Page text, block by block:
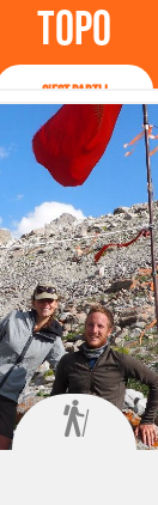
topo
C'est parti !
